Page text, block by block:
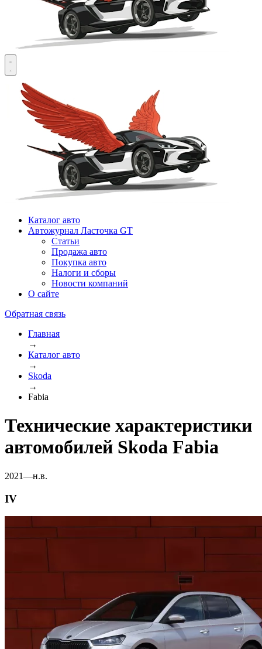
Каталог авто
Автожурнал Ласточка GT
Статьи
Продажа авто
Покупка авто
Налоги и сборы
Новости компаний
О сайте
Обратная связь
Главная
→
Каталог авто
→
Skoda
→
Fabia
Технические характеристики
автомобилей Skoda Fabia
2021—н.в.
IV